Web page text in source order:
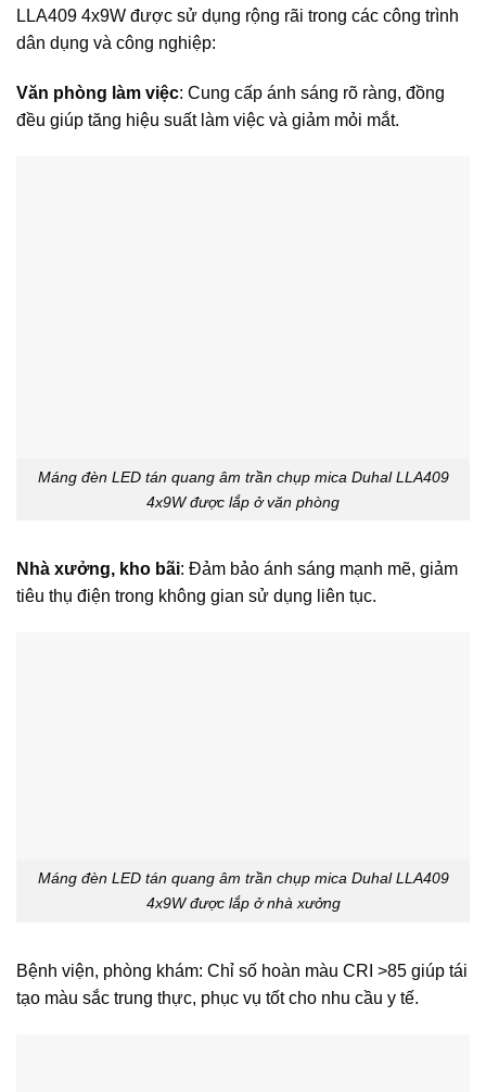
LLA409 4x9W được sử dụng rộng rãi trong các công trình
dân dụng và công nghiệp:
Văn phòng làm việc: Cung cấp ánh sáng rõ ràng, đồng
đều giúp tăng hiệu suất làm việc và giảm mỏi mắt.
Máng đèn LED tán quang âm trần chụp mica Duhal LLA409
4x9W được lắp ở văn phòng
Nhà xưởng, kho bãi: Đảm bảo ánh sáng mạnh mẽ, giảm
tiêu thụ điện trong không gian sử dụng liên tục.
Máng đèn LED tán quang âm trần chụp mica Duhal LLA409
4x9W được lắp ở nhà xưởng
Bệnh viện, phòng khám: Chỉ số hoàn màu CRI >85 giúp tái
tạo màu sắc trung thực, phục vụ tốt cho nhu cầu y tế.